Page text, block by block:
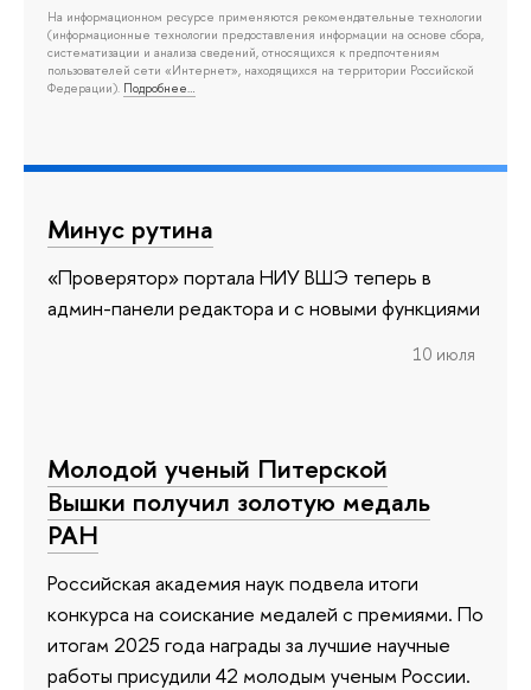
На информационном ресурсе применяются рекомендательные технологии
(информационные технологии предоставления информации на основе сбора,
систематизации и анализа сведений, относящихся к предпочтениям
пользователей сети «Интернет», находящихся на территории Российской
Федерации). Подробнее…
Минус рутина
«Проверятор» портала НИУ ВШЭ теперь в
админ-панели редактора и с новыми функциями
10 июля
Молодой ученый Питерской
Вышки получил золотую медаль
РАН
Российская академия наук подвела итоги
конкурса на соискание медалей с премиями. По
итогам 2025 года награды за лучшие научные
работы присудили 42 молодым ученым России.